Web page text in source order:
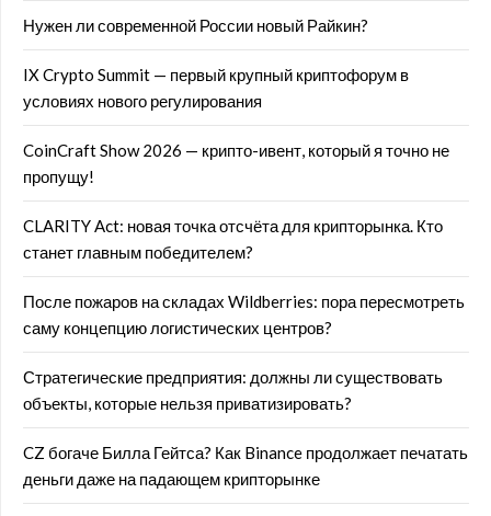
Нужен ли современной России новый Райкин?
IX Crypto Summit — первый крупный криптофорум в
условиях нового регулирования
CoinCraft Show 2026 — крипто-ивент, который я точно не
пропущу!
CLARITY Act: новая точка отсчёта для крипторынка. Кто
станет главным победителем?
После пожаров на складах Wildberries: пора пересмотреть
саму концепцию логистических центров?
Стратегические предприятия: должны ли существовать
объекты, которые нельзя приватизировать?
CZ богаче Билла Гейтса? Как Binance продолжает печатать
деньги даже на падающем крипторынке